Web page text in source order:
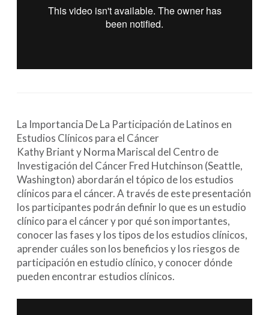
La Importancia De La Participación de Latinos en
Estudios Clínicos para el Cáncer
Kathy Briant y Norma Mariscal del Centro de
Investigación del Cáncer Fred Hutchinson (Seattle,
Washington) abordarán el tópico de los estudios
clínicos para el cáncer. A través de este presentación
los participantes podrán definir lo que es un estudio
clínico para el cáncer y por qué son importantes,
conocer las fases y los tipos de los estudios clínicos,
aprender cuáles son los beneficios y los riesgos de
participación en estudio clínico, y conocer dónde
pueden encontrar estudios clínicos.